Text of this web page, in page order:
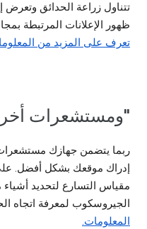
تتناول زراعة الحدائق وتعرض
ظهور الإعلانات المرتبطة
تعرف على المزيد من
"ومستشعرات
ربما يتضمن جهازك
إدراك موقعك بشكل أفضل.
مقياس التسارع لتحديد
الجيروسكوب لمعرفة اتجاه
المعلومات.